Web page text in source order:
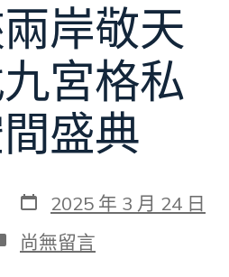
岸敬天
宮格私
盛典
發
表
日
期
2025 年 3 月 24 日
在
〈“敬
尚無留言